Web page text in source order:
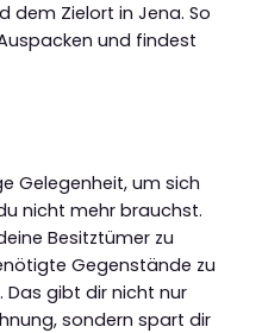
dem Zielort in Jena. So
und findest
Gelegenheit, um sich
nicht mehr brauchst.
Besitztümer zu
Gegenstände zu
Das gibt dir nicht nur
sondern spart dir